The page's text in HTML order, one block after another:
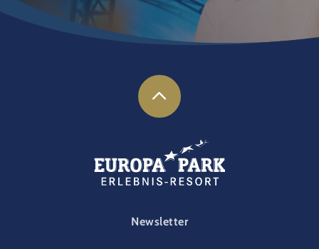
FOOTER-GATEWAY
Newsletter